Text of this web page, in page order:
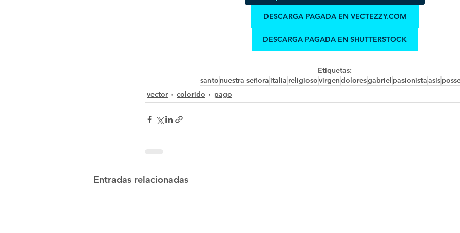
DESCARGA PAGADA EN VECTEZZY.COM
DESCARGA PAGADA EN SHUTTERSTOCK
Etiquetas:
santo nuestra señora italia religiosovirgendoloresgabriel pasionistaasís
vector
colorido pago
Entradas relacionadas